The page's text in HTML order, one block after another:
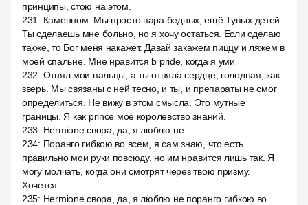
принципы, стою на этом.
231 : Каменном. Мы просто пара бедных, ещё Тупых детей.
Ты сделаешь мне больно, но я хочу остаться. Если сделаю
также, то Бог меня накажет. Давай закажем пиццу и ляжем в
моей спальне. Мне нравится b pride, когда я уми
232: Отнял мои пальцы, а ты отняла сердце, голодная, как
зверь. Мы связаны с ней тесно, и ты, и препараты не смог
определиться. Не вижу в этом смысла. Это мутные
границы. Я как prince моё королевство знаний.
233: Hermione свора, да, я люблю не.
234: Поранго гибкою во всем, я сам знаю, что есть
правильно мои руки повсюду, но им нравится лишь так. Я
могу молчать, когда они смотрят через твою призму.
Хочется.
235: Hermione свора, да, я люблю не поранго гибкою во